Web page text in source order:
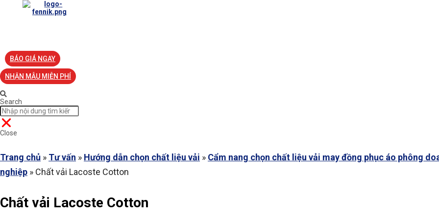
BÁO GIÁ NGAY
NHẬN MẪU MIỄN PHÍ
Search
Close
Trang chủ » Tư vấn » Hướng dẫn chọn chất liệu vải » Cẩm nang chọn chất liệu vải may đồng phục áo phông
nghiệp » Chất vải Lacoste Cotton
Chất vải Lacoste Cotton